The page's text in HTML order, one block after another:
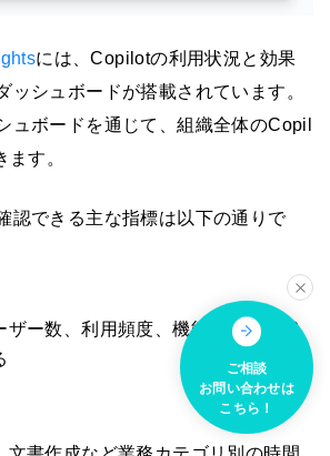
には、Copilotの利用状況と効果
ッシュボードが搭載されています。
ュボードを通じて、組織全体のCopil
す。
認できる主な指標は以下の通りで
ザー数、利用頻度、機能別の使用状
ご相談
お問い合わせは
こちら！